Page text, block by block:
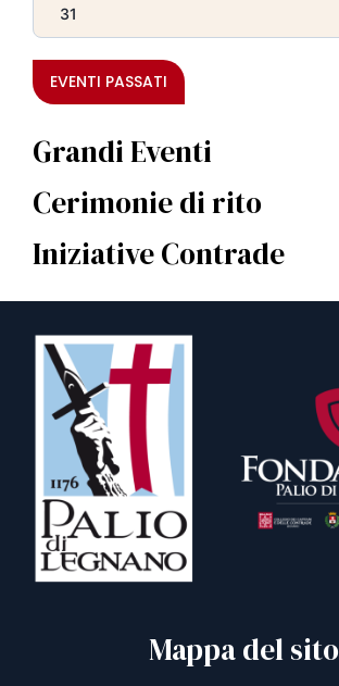
31
EVENTI PASSATI
Grandi Eventi
Cerimonie di rito
Iniziative Contrade
Mappa del sito